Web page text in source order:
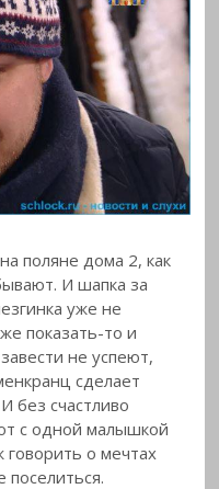
поляне дома 2, как
И шапка за
уже не
показать-то и
не успеют,
сделает
без счастливо
с одной малышкой
говорить о мечтах
поселиться.